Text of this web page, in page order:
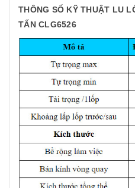
THÔNG SỐ KỸ THUẬT LU
TẤN CLG6526